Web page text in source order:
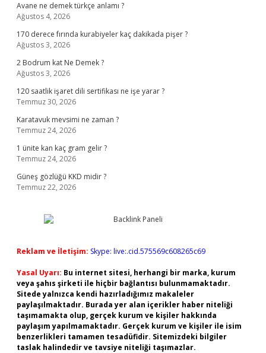
Avane ne demek türkçe anlamı ?
Ağustos 4, 2026
170 derece fırında kurabiyeler kaç dakikada pişer ?
Ağustos 3, 2026
2 Bodrum kat Ne Demek ?
Ağustos 3, 2026
120 saatlik işaret dili sertifikası ne işe yarar ?
Temmuz 30, 2026
Karatavuk mevsimi ne zaman ?
Temmuz 24, 2026
1 ünite kan kaç gram gelir ?
Temmuz 24, 2026
Güneş gözlüğü KKD midir ?
Temmuz 22, 2026
Reklam ve İletişim: Skype: live:.cid.575569c608265c69
Yasal Uyarı: Bu internet sitesi, herhangi bir marka, kurum
veya şahıs şirketi ile hiçbir bağlantısı bulunmamaktadır.
Sitede yalnızca kendi hazırladığımız makaleler
paylaşılmaktadır. Burada yer alan içerikler haber niteliği
taşımamakta olup, gerçek kurum ve kişiler hakkında
paylaşım yapılmamaktadır. Gerçek kurum ve kişiler ile isim
benzerlikleri tamamen tesadüfidir. Sitemizdeki bilgiler
taslak halindedir ve tavsiye niteliği taşımazlar.